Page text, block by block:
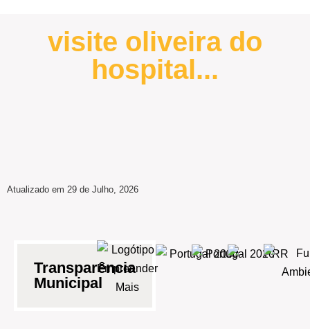
visite oliveira do
hospital...
Atualizado em 29 de Julho, 2026
Transparência
Municipal